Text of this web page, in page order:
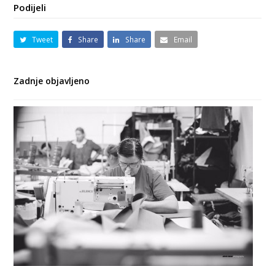
Podijeli
Tweet Share Share Email
Zadnje objavljeno